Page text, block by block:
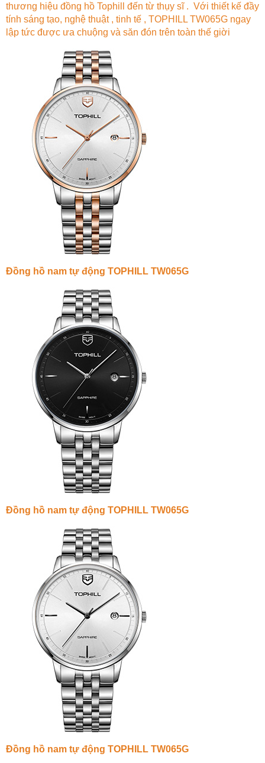
thương hiệu đồng hồ Tophill đến từ thụy sĩ . Với thiết kế đầy
tính sáng tạo, nghệ thuật , tinh tế , TOPHILL TW065G ngay
lập tức được ưa chuộng và săn đón trên toàn thế giời
Đồng hồ nam tự động TOPHILL TW065G
Đồng hồ nam tự động TOPHILL TW065G
Đồng hồ nam tự động TOPHILL TW065G